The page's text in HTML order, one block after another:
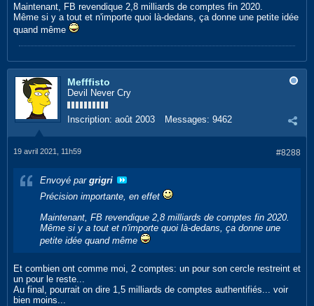
Maintenant, FB revendique 2,8 milliards de comptes fin 2020.
Même si y a tout et n'importe quoi là-dedans, ça donne une petite idée
quand même
Mefffisto
Devil Never Cry
Inscription: août 2003 Messages: 9462
#8288
19 avril 2021, 11h59
Envoyé par grigri
Précision importante, en effet
Maintenant, FB revendique 2,8 milliards de comptes fin 2020.
Même si y a tout et n'importe quoi là-dedans, ça donne une
petite idée quand même
Et combien ont comme moi, 2 comptes: un pour son cercle restreint et
un pour le reste...
Au final, pourrait on dire 1,5 milliards de comptes authentifiés... voir
bien moins...